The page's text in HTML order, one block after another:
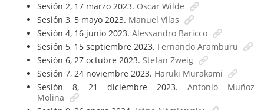
Sesión 2, 17 marzo 2023. Oscar Wilde
Sesión 3, 5 mayo 2023. Manuel Vilas
Sesión 4, 16 junio 2023. Alessandro Baricco
Sesión 5, 15 septiembre 2023. Fernando Aramburu
Sesión 6, 27 octubre 2023. Stefan Zweig
Sesión 7, 24 noviembre 2023. Haruki Murakami
Sesión 8, 21 diciembre 2023. Antonio Muñoz
Molina